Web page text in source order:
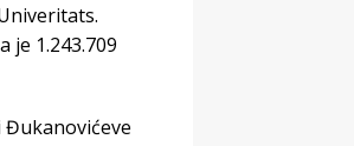
je 1.243.709
Đukanovićeve